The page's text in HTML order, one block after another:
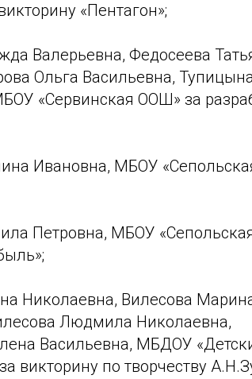
«Пентагон»;
Валерьевна, Федосеева
Ольга Васильевна,
«Сервинская ООШ» за
Ивановна, МБОУ
Петровна, МБОУ
Николаевна, Вилесова
Людмила Николаевна,
Васильевна, МБДОУ
викторину по творчеству